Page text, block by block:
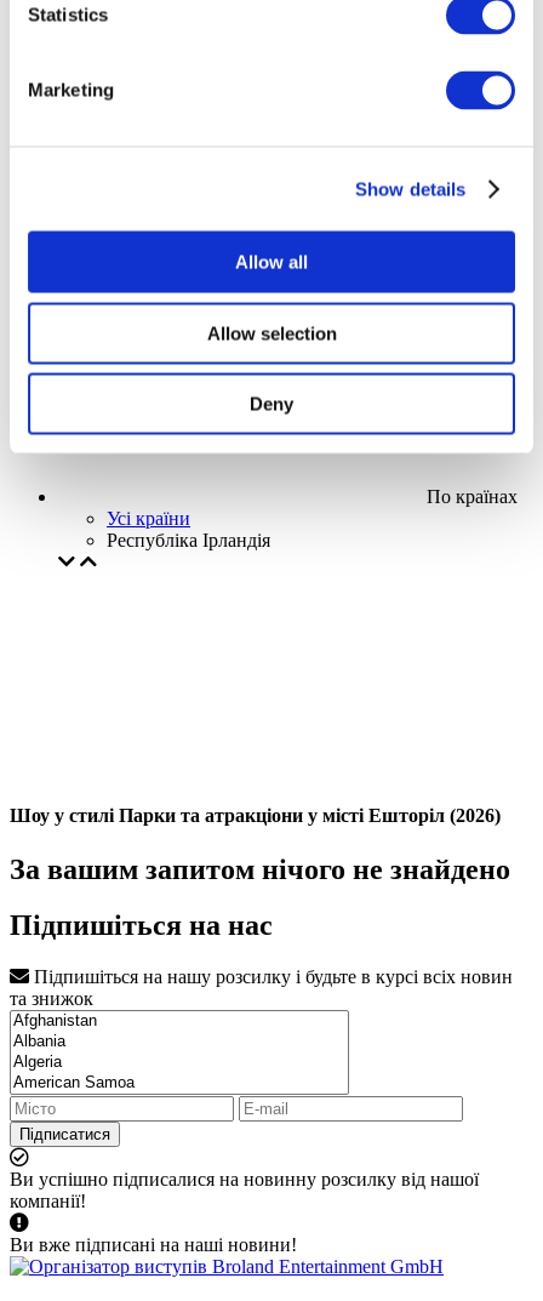
Statistics
Marketing
Show details
Allow all
Allow selection
Deny
Наша спецпропозиція
Без піджанру
По країнах
Усі країни
Республіка Ірландія
Шоу у стилі Парки та атракціони у місті Ешторіл (2026)
За вашим запитом нічого не знайдено
Підпишіться на нас
Підпишіться на нашу розсилку і будьте в курсі всіх новин
та знижок
Підписатися
Ви успішно підписалися на новинну розсилку від нашої
компанії!
Ви вже підписані на наші новини!